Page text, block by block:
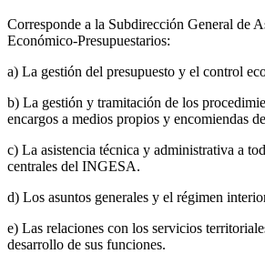
Corresponde a la Subdirección General de
Económico-Presupuestarios:
a) La gestión del presupuesto y el control
b) La gestión y tramitación de los
encargos a medios propios y encomiendas
c) La asistencia técnica y administrativa a
centrales del INGESA.
d) Los asuntos generales y el régimen
e) Las relaciones con los servicios
desarrollo de sus funciones.